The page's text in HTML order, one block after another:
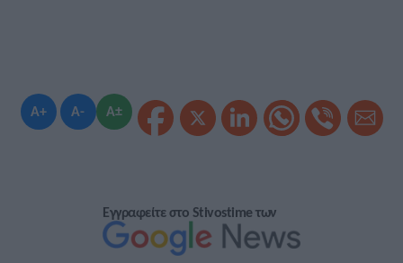
A+ A- A±
Εγγραφείτε στο Stivostime των